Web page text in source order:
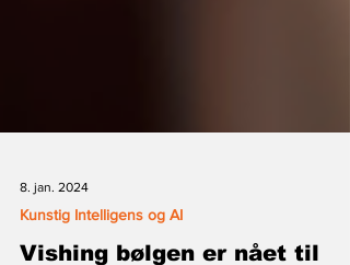
8. jan. 2024
Kunstig Intelligens og AI